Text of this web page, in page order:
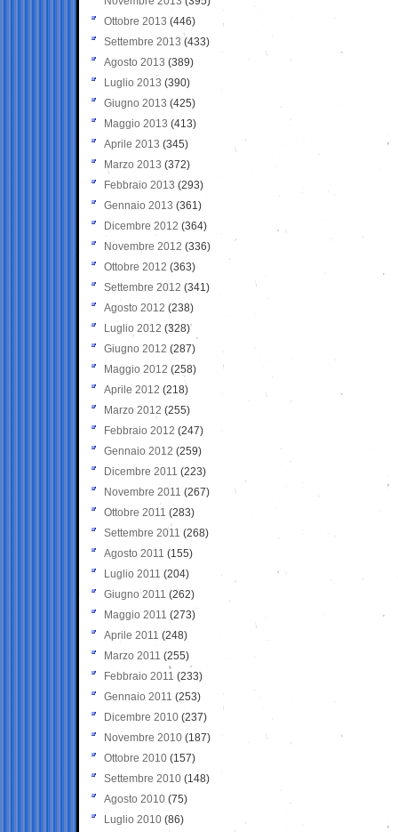
Ottobre 2013 (446)
Settembre 2013 (433)
Agosto 2013 (389)
Luglio 2013 (390)
Giugno 2013 (425)
Maggio 2013 (413)
Aprile 2013 (345)
Marzo 2013 (372)
Febbraio 2013 (293)
Gennaio 2013 (361)
Dicembre 2012 (364)
Novembre 2012 (336)
Ottobre 2012 (363)
Settembre 2012 (341)
Agosto 2012 (238)
Luglio 2012 (328)
Giugno 2012 (287)
Maggio 2012 (258)
Aprile 2012 (218)
Marzo 2012 (255)
Febbraio 2012 (247)
Gennaio 2012 (259)
Dicembre 2011 (223)
Novembre 2011 (267)
Ottobre 2011 (283)
Settembre 2011 (268)
Agosto 2011 (155)
Luglio 2011 (204)
Giugno 2011 (262)
Maggio 2011 (273)
Aprile 2011 (248)
Marzo 2011 (255)
Febbraio 2011 (233)
Gennaio 2011 (253)
Dicembre 2010 (237)
Novembre 2010 (187)
Ottobre 2010 (157)
Settembre 2010 (148)
Agosto 2010 (75)
Luglio 2010 (86)